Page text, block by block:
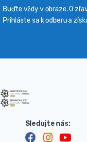
Buďte vždy v obraze. O
Prihláste sa k odberu a